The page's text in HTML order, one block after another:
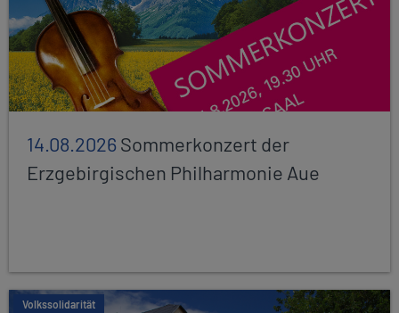
14.08.2026Sommerkonzert der
Erzgebirgischen Philharmonie Aue
Volkssolidarität